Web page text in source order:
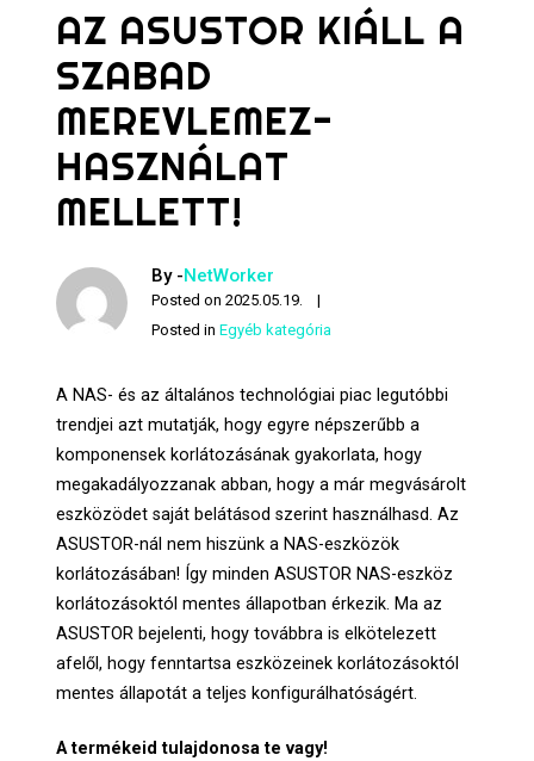
AZ ASUSTOR KIÁLL A
SZABAD
MEREVLEMEZ-
HASZNÁLAT
MELLETT!
By -NetWorker
Posted on2025.05.19.
Posted inEgyéb kategória
A NAS- és az általános technológiai piac legutóbbi
trendjei azt mutatják, hogy egyre népszerűbb a
komponensek korlátozásának gyakorlata, hogy
megakadályozzanak abban, hogy a már megvásárolt
eszközödet saját belátásod szerint használhasd. Az
ASUSTOR-nál nem hiszünk a NAS-eszközök
korlátozásában! Így minden ASUSTOR NAS-eszköz
korlátozásoktól mentes állapotban érkezik. Ma az
ASUSTOR bejelenti, hogy továbbra is elkötelezett
afelől, hogy fenntartsa eszközeinek korlátozásoktól
mentes állapotát a teljes konfigurálhatóságért.
A termékeid tulajdonosa te vagy!